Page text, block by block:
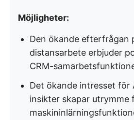
Möjligheter:
Den ökande efterfrågan
distansarbete erbjuder
CRM-
Det ökande intresset för
insikter skapar utrymme